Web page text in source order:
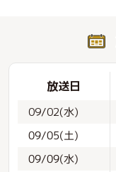
放送日
09/02(水)
09/05(土)
09/09(水)